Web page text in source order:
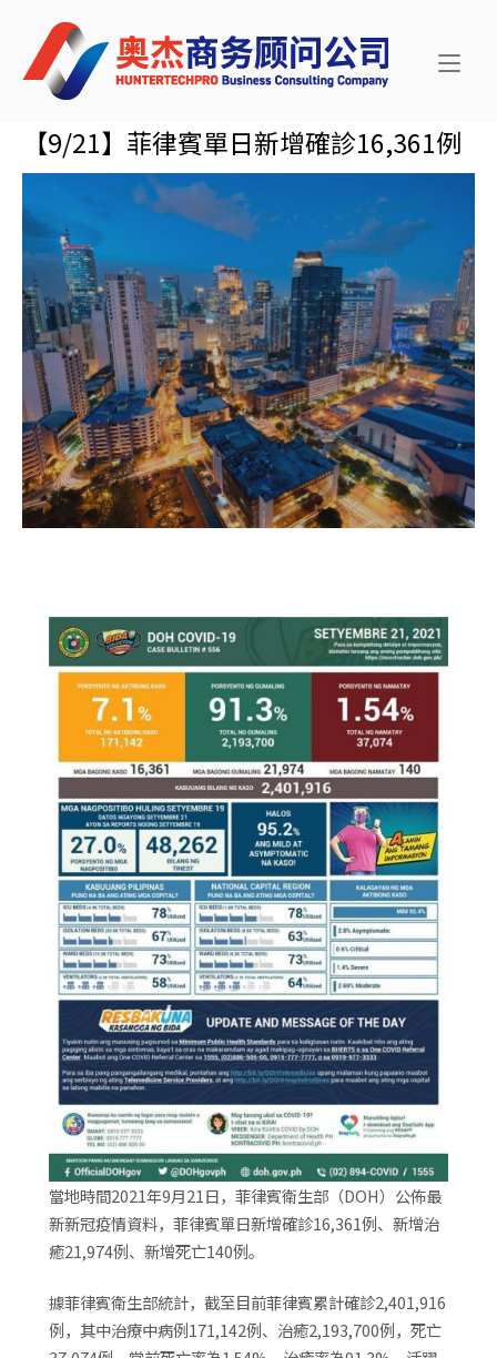
content
Home
【9/21】菲律賓單日新增確診16,361例
當地時間2021年9月21日，菲律賓衛生部（DOH）公佈最
新新冠疫情資料，菲律賓單日新增確診16,361例、新增治
癒21,974例、新增死亡140例。
據菲律賓衛生部統計，截至目前菲律賓累計確診2,401,916
例，其中治療中病例171,142例、治癒2,193,700例，死亡